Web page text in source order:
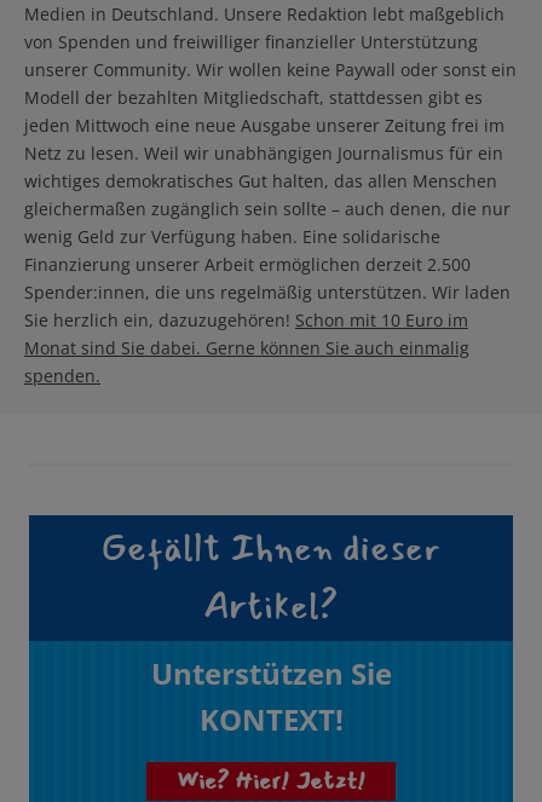
Medien in Deutschland. Unsere Redaktion lebt maßgeblich
von Spenden und freiwilliger finanzieller Unterstützung
unserer Community. Wir wollen keine Paywall oder sonst ein
Modell der bezahlten Mitgliedschaft, stattdessen gibt es
jeden Mittwoch eine neue Ausgabe unserer Zeitung frei im
Netz zu lesen. Weil wir unabhängigen Journalismus für ein
wichtiges demokratisches Gut halten, das allen Menschen
gleichermaßen zugänglich sein sollte – auch denen, die nur
wenig Geld zur Verfügung haben. Eine solidarische
Finanzierung unserer Arbeit ermöglichen derzeit 2.500
Spender:innen, die uns regelmäßig unterstützen. Wir laden
Sie herzlich ein, dazuzugehören! Schon mit 10 Euro im
Monat sind Sie dabei. Gerne können Sie auch einmalig
spenden.
Gefällt Ihnen dieser
Artikel?
Unterstützen Sie
KONTEXT!
Wie? Hier! Jetzt!